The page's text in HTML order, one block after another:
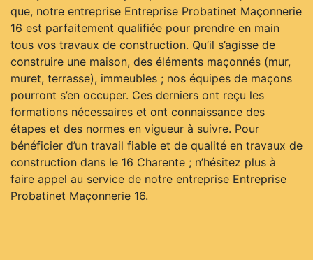
que, notre entreprise Entreprise Probatinet Maçonnerie
16 est parfaitement qualifiée pour prendre en main
tous vos travaux de construction. Qu’il s’agisse de
construire une maison, des éléments maçonnés (mur,
muret, terrasse), immeubles ; nos équipes de maçons
pourront s’en occuper. Ces derniers ont reçu les
formations nécessaires et ont connaissance des
étapes et des normes en vigueur à suivre. Pour
bénéficier d’un travail fiable et de qualité en travaux de
construction dans le 16 Charente ; n’hésitez plus à
faire appel au service de notre entreprise Entreprise
Probatinet Maçonnerie 16.